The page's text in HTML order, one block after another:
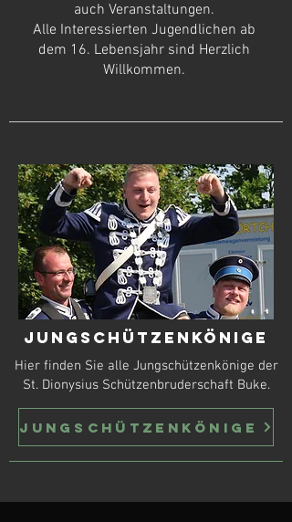
auch Veranstaltungen.
Alle Interessierten Jugendlichen ab
dem 16. Lebensjahr sind Herzlich
Willkommen.
Jungschützenkönige
Hier finden Sie alle Jungschützenkönige der
St. Dionysius Schützenbruderschaft Buke.
Jungschützenkönige